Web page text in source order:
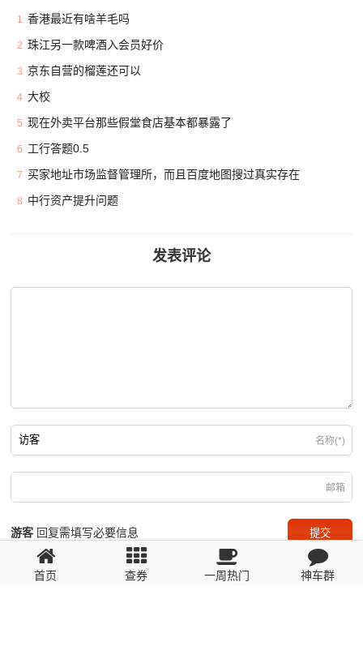
1 香港最近有啥羊毛吗
2 珠江另一款啤酒入会员好价
3 京东自营的榴莲还可以
4 大校
5 现在外卖平台那些假堂食店基本都暴露了
6 工行答题0.5
7 买家地址市场监督管理所，而且百度地图搜过真实存在
8 中行资产提升问题
发表评论
名称(*)
邮箱
游客 回复需填写必要信息
首页 查券 一周热门 神车群